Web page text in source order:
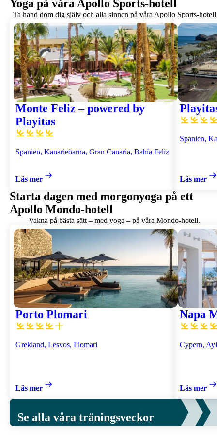
Yoga på våra Apollo Sports-hotell
Ta hand dom dig själv och alla sinnen på våra Apollo Sports-hotell
Monte Feliz – powered by
Playitas
Spanien, Kanarieöarna, Gran Canaria, Bahía Feliz
Läs mer
Spanien,
Läs mer
Starta dagen med morgonyoga på ett
Apollo Mondo-hotell
Vakna på bästa sätt – med yoga – på våra Mondo-hotell.
Porto Plomari
Grekland, Lesvos, Plomari
Läs mer
Napa
Cypern,
Läs mer
Se alla våra träningsveckor